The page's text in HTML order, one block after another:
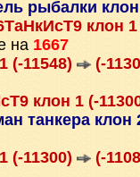
рыбалки
клон
на 1667
(-11548)
(-
клон 1 (-
танкера клон
(-11300)
(-